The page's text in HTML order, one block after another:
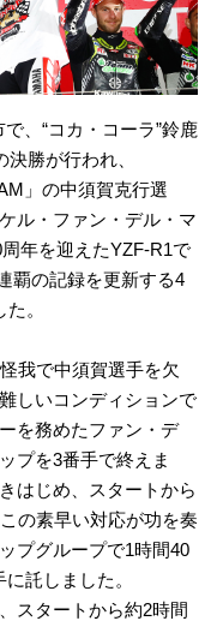
、“コカ・コーラ”鈴鹿
勝が行われ、
」の中須賀克行選
ル・ファン・デル・マ
年を迎えたYZF-R1で
覇の記録を更新する4
。
我で中須賀選手を欠
しいコンディションで
を務めたファン・デ
プを3番手で終えま
はじめ、スタートから
の素早い対応が功を奏
プグループで1時間40
託しました。
スタートから約2時間